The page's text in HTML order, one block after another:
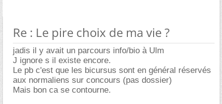
Re : Le pire choix de ma vie ?
jadis il y avait un parcours info/bio à Ulm
J ignore s il existe encore.
Le pb c'est que les bicursus sont en général réservés
aux normaliens sur concours (pas dossier)
Mais bon ca se contourne.